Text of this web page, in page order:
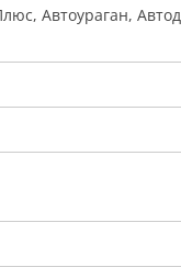
Автоураган,